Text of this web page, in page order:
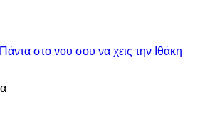
Πάντα στο νου σου να χεις την Ιθάκη